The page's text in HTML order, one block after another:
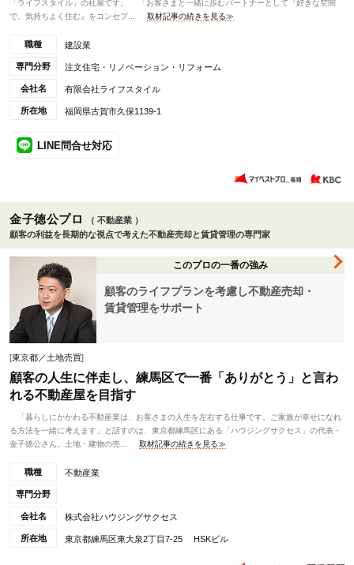
「ライフスタイル」の社屋です。 「お客さまと一緒に歩むパートナーとして『好きな空間
で、気持ちよく住む』をコンセプ...
取材記事の続きを見る≫
職種 建設業
専門分野 注文住宅・リノベーション・リフォーム
会社名 有限会社ライフスタイル
所在地 福岡県古賀市久保1139-1
LINE問合せ対応
金子徳公プロ
（ 不動産業 ）
顧客の利益を長期的な視点で考えた不動産売却と賃貸管理の専門家
このプロの一番の強み
顧客のライフプランを考慮し不動産売却・
賃貸管理をサポート
[東京都／土地売買]
顧客の人生に伴走し、練馬区で一番「ありがとう」と言わ
れる不動産屋を目指す
「暮らしにかかわる不動産業は、お客さまの人生を左右する仕事です。ご家族が幸せになれ
る方法を一緒に考えます」と話すのは、東京都練馬区にある「ハウジングサクセス」の代表・
金子徳公さん。土地・建物の売...
取材記事の続きを見る≫
職種 不動産業
専門分野
会社名 株式会社ハウジングサクセス
所在地 東京都練馬区東大泉2丁目7-25 HSKビル